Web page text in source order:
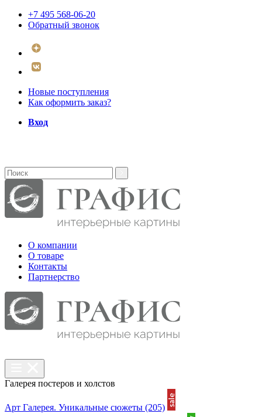
+7 495 568-06-20
Обратный звонок
Новые поступления
Как оформить заказ?
Вход
О компании
О товаре
Контакты
Партнерcтво
Галерея постеров и холстов
Арт Галерея. Уникальные сюжеты (205)